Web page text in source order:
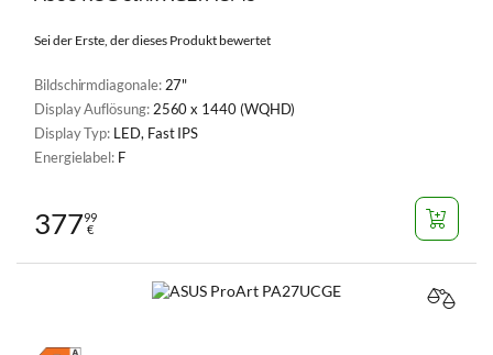
Sei der Erste, der dieses Produkt bewertet
Bildschirmdiagonale: 27"
Display Auflösung: 2560 x 1440 (WQHD)
Display Typ: LED, Fast IPS
Energielabel: F
37799
€